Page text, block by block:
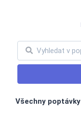
Všechny poptávky